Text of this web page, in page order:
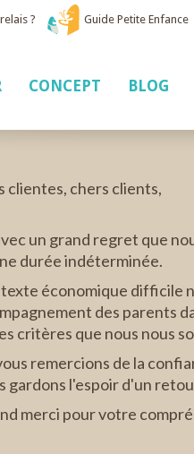
? Guide Petite Enfance
CONCEPT BLOG
clientes, chers clients,
un grand regret que
durée indéterminée.
économique difficile
des parents
critères que nous nous
remercions de la
gardons l'espoir d'un
merci pour votre